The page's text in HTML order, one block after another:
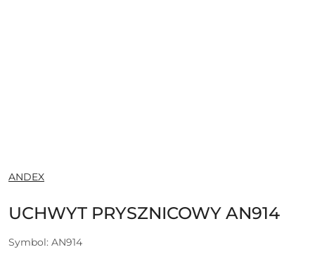
NAZWA
PRODUCENTA:
ANDEX
UCHWYT PRYSZNICOWY AN914
Symbol: AN914